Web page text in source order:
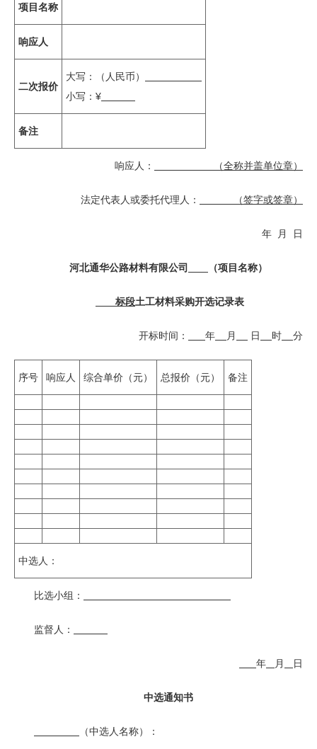
项目名称
响应人
二次报价
大写：（人民币）
小写：¥
备注
响应人： （全称并盖单位章）
法定代表人或委托代理人： （签字或签章）
年 月 日
河北通华公路材料有限公司 （项目名称）
标段土工材料采购开选记录表
开标时间： 年 月 日 时 分
序号 响应人 综合单价（元） 总报价（元） 备注
中选人：
比选小组：
监督人：
年 月 日
中选通知书
（中选人名称）：